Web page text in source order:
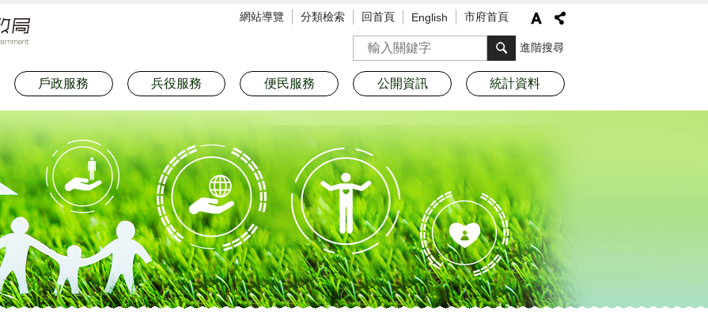
網站導覽 分類檢索 回首頁 English 市府首頁
搜尋 進階搜尋
戶政服務 兵役服務 便民服務 公開資訊 統計資料